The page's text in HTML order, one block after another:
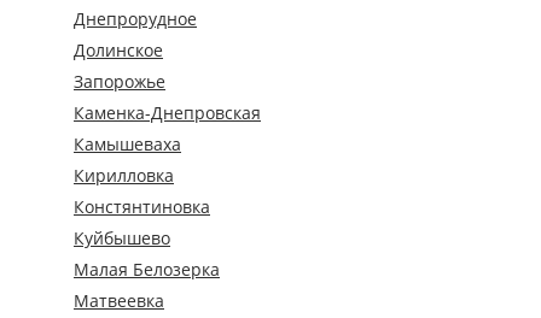
Днепрорудное
Долинское
Запорожье
Каменка-Днепровская
Камышеваха
Кирилловка
Констянтиновка
Куйбышево
Малая Белозерка
Матвеевка